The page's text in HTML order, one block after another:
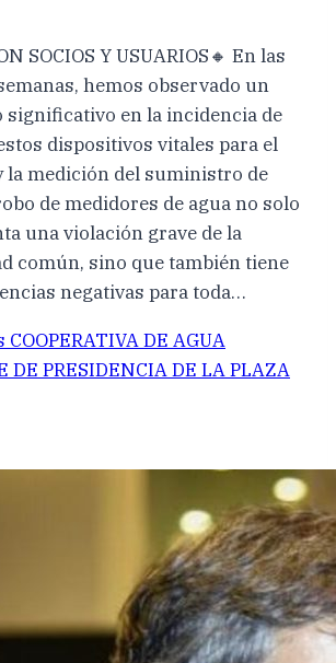
SOCIOS Y USUARIOS🔸 En las
hemos observado un
significativo en la incidencia de
dispositivos vitales para el
la medición del suministro de
de medidores de agua no solo
una violación grave de la
común, sino que también tiene
negativas para toda…
COOPERATIVA DE AGUA
DE PRESIDENCIA DE LA PLAZA